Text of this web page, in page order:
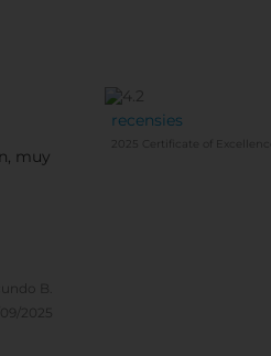
muy
B.
2025
recensies
2025 Certificate of Excellence